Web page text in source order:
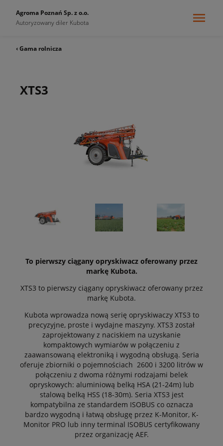
Agroma Poznań Sp. z o.o.
Autoryzowany diler Kubota
‹ Gama rolnicza
XTS3
To pierwszy ciągany opryskiwacz oferowany przez
markę Kubota.
XTS3 to pierwszy ciągany opryskiwacz oferowany przez
markę Kubota.
Kubota wprowadza nową serię opryskiwaczy XTS3 to
precyzyjne, proste i wydajne maszyny. XTS3 został
zaprojektowany z naciskiem na uzyskanie
kompaktowych wymiarów w połączeniu z
zaawansowaną elektroniką i wygodną obsługą. Seria
oferuje zbiorniki o pojemnościach 2600 i 3200 litrów w
połączeniu z dwoma różnymi rodzajami belek
opryskowych: aluminiową belką HSA (21-24m) lub
stalową belką HSS (18-30m). Seria XTS3 jest
kompatybilna ze standardem ISOBUS co oznacza
bardzo wygodną i łatwą obsługę przez K-Monitor, K-
Monitor PRO lub inny terminal ISOBUS certyfikowany
przez organizację AEF.